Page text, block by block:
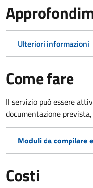
Ulteriori informazioni
Come fare
Il servizio può essere
documentazione
Moduli da compilare
Costi